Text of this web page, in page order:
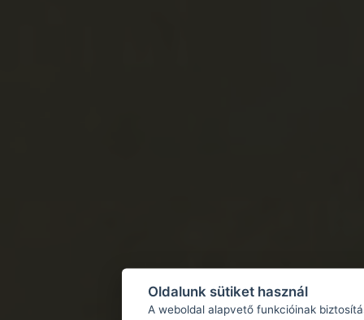
Oldalunk sütiket használ
A weboldal alapvető funkcióinak